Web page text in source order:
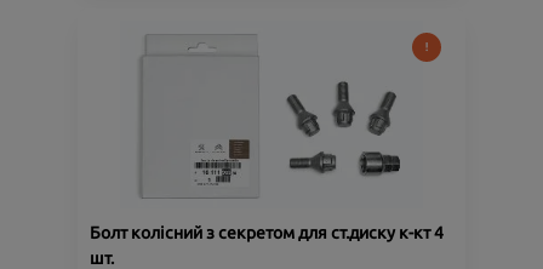
Болт колісний з секретом для ст.диску к-кт 4
шт.